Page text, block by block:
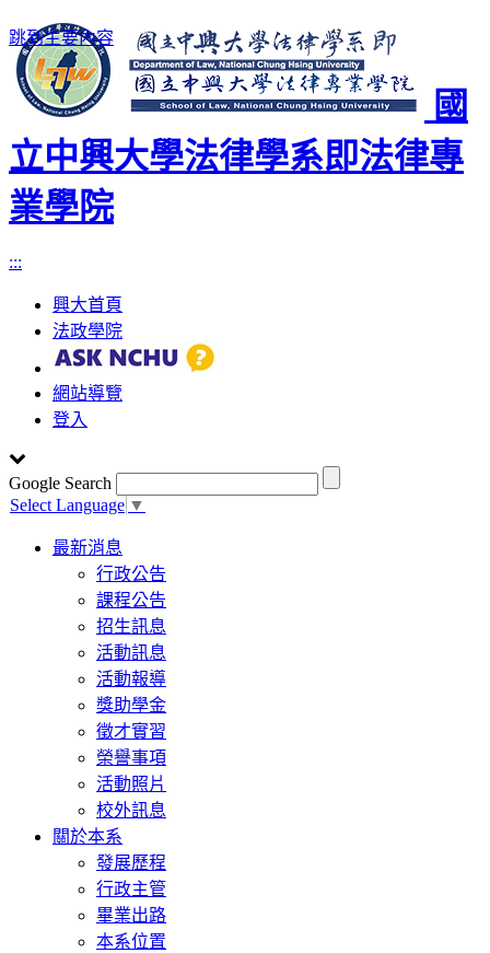
跳到主要內容
國
立中興大學法律學系即法律專
業學院
:::
興大首頁
法政學院
網站導覽
登入
Google Search
Select Language ▼
Toggle
navigation
最新消息
行政公告
課程公告
招生訊息
活動訊息
活動報導
獎助學金
徵才實習
榮譽事項
活動照片
校外訊息
關於本系
發展歷程
行政主管
畢業出路
本系位置